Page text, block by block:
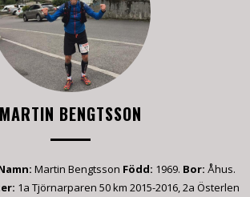
MARTIN BENGTSSON
Martin Bengtsson Född: 1969. Bor: Åhus.
1a Tjörnarparen 50 km 2015-2016, 2a Österlen